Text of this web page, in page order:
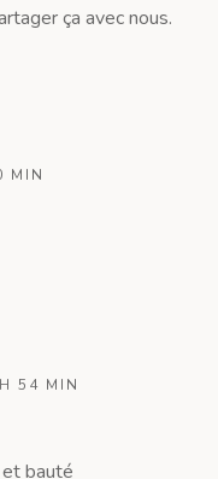
ça avec nous.
MIN
54 MIN
bauté